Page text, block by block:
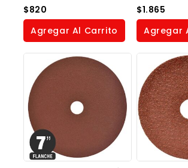
0
out
of
$820
Agregar Al Carrito
0
out
of
$1.865
Agregar